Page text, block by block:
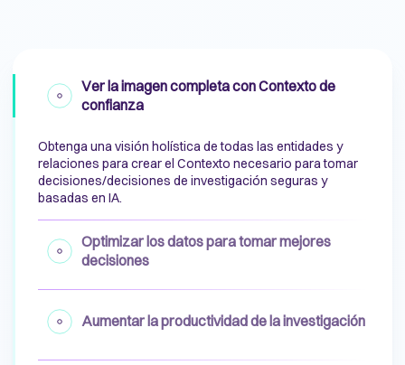
Ver la imagen completa con Contexto de
confianza
Obtenga una visión holística de todas las entidades y
relaciones para crear el Contexto necesario para tomar
decisiones/decisiones de investigación seguras y
basadas en IA.
Optimizar los datos para tomar mejores
decisiones
Aumentar la productividad de la investigación